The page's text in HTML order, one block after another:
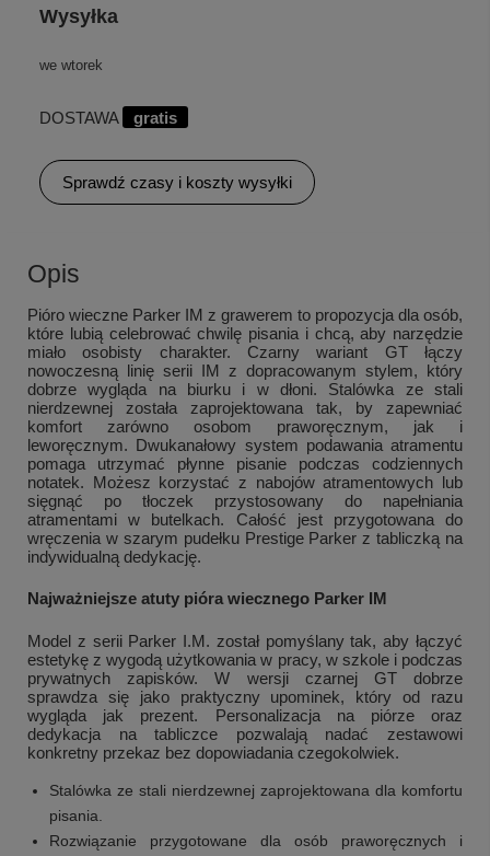
Wysyłka
we wtorek
DOSTAWA gratis
Sprawdź czasy i koszty wysyłki
Opis
Pióro wieczne Parker IM z grawerem to propozycja dla osób,
które lubią celebrować chwilę pisania i chcą, aby narzędzie
miało osobisty charakter. Czarny wariant GT łączy
nowoczesną linię serii IM z dopracowanym stylem, który
dobrze wygląda na biurku i w dłoni. Stalówka ze stali
nierdzewnej została zaprojektowana tak, by zapewniać
komfort zarówno osobom praworęcznym, jak i
leworęcznym. Dwukanałowy system podawania atramentu
pomaga utrzymać płynne pisanie podczas codziennych
notatek. Możesz korzystać z nabojów atramentowych lub
sięgnąć po tłoczek przystosowany do napełniania
atramentami w butelkach. Całość jest przygotowana do
wręczenia w szarym pudełku Prestige Parker z tabliczką na
indywidualną dedykację.
Najważniejsze atuty pióra wiecznego Parker IM
Model z serii Parker I.M. został pomyślany tak, aby łączyć
estetykę z wygodą użytkowania w pracy, w szkole i podczas
prywatnych zapisków. W wersji czarnej GT dobrze
sprawdza się jako praktyczny upominek, który od razu
wygląda jak prezent. Personalizacja na piórze oraz
dedykacja na tabliczce pozwalają nadać zestawowi
konkretny przekaz bez dopowiadania czegokolwiek.
Stalówka ze stali nierdzewnej zaprojektowana dla komfortu
pisania.
Rozwiązanie przygotowane dla osób praworęcznych i